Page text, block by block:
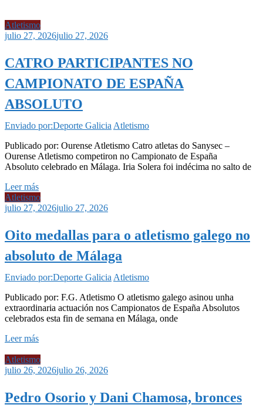
Atletismo
julio 27, 2026julio 27, 2026
CATRO PARTICIPANTES NO
CAMPIONATO DE ESPAÑA
ABSOLUTO
Enviado por:Deporte Galicia Atletismo
Publicado por: Ourense Atletismo Catro atletas do Sanysec –
Ourense Atletismo competiron no Campionato de España
Absoluto celebrado en Málaga. Iria Solera foi indécima no salto de
Leer más
Atletismo
julio 27, 2026julio 27, 2026
Oito medallas para o atletismo galego no
absoluto de Málaga
Enviado por:Deporte Galicia Atletismo
Publicado por: F.G. Atletismo O atletismo galego asinou unha
extraordinaria actuación nos Campionatos de España Absolutos
celebrados esta fin de semana en Málaga, onde
Leer más
Atletismo
julio 26, 2026julio 26, 2026
Pedro Osorio y Dani Chamosa, bronces